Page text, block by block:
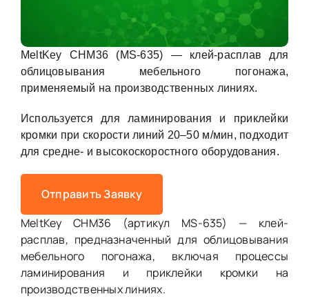
MeltKey CHM36 (MS-635) — клей-расплав для
облицовывания мебельного погонажа,
применяемый на производственных линиях.
Используется для ламинирования и приклейки
кромки при скорости линий 20–50 м/мин, подходит
для средне- и высокоскоростного оборудования.
Отправить Заявку
MeltKey CHM36 (артикул MS-635) — клей-
расплав, предназначенный для облицовывания
мебельного погонажа, включая процессы
ламинирования и приклейки кромки на
производственных линиях.